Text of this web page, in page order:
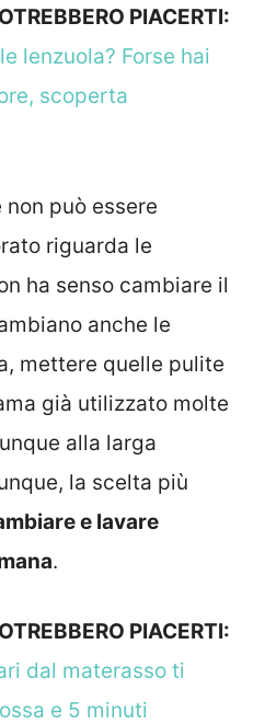
PIACERTI:
lenzuola? Forse hai
scoperta
non può essere
riguarda le
ha senso cambiare il
anche le
mettere quelle pulite
già utilizzato molte
alla larga
la scelta più
e lavare
.
PIACERTI:
dal materasso ti
e 5 minuti